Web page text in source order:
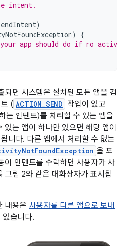
intent.
)
)
{
app should do if no
되면 시스템은 설치된 모든 앱을 검
( ACTION_SEND 작업이 있고
는 인텐트)를 처리할 수 있는 앱을
있는 앱이 하나만 있으면 해당 앱이
니다. 다른 앱에서 처리할 수 없는
을 포
이 인텐트를 수락하면 사용자가 사
그림 2와 같은 대화상자가 표시됩
내용은 사용자를 다른 앱으로 보내
있습니다.